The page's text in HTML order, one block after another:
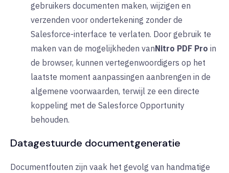
gebruikers documenten maken, wijzigen en
verzenden voor ondertekening zonder de
Salesforce-interface te verlaten. Door gebruik te
maken van de mogelijkheden vanNitro PDF Pro in
de browser, kunnen vertegenwoordigers op het
laatste moment aanpassingen aanbrengen in de
algemene voorwaarden, terwijl ze een directe
koppeling met de Salesforce Opportunity
behouden.
Datagestuurde documentgeneratie
Documentfouten zijn vaak het gevolg van handmatige